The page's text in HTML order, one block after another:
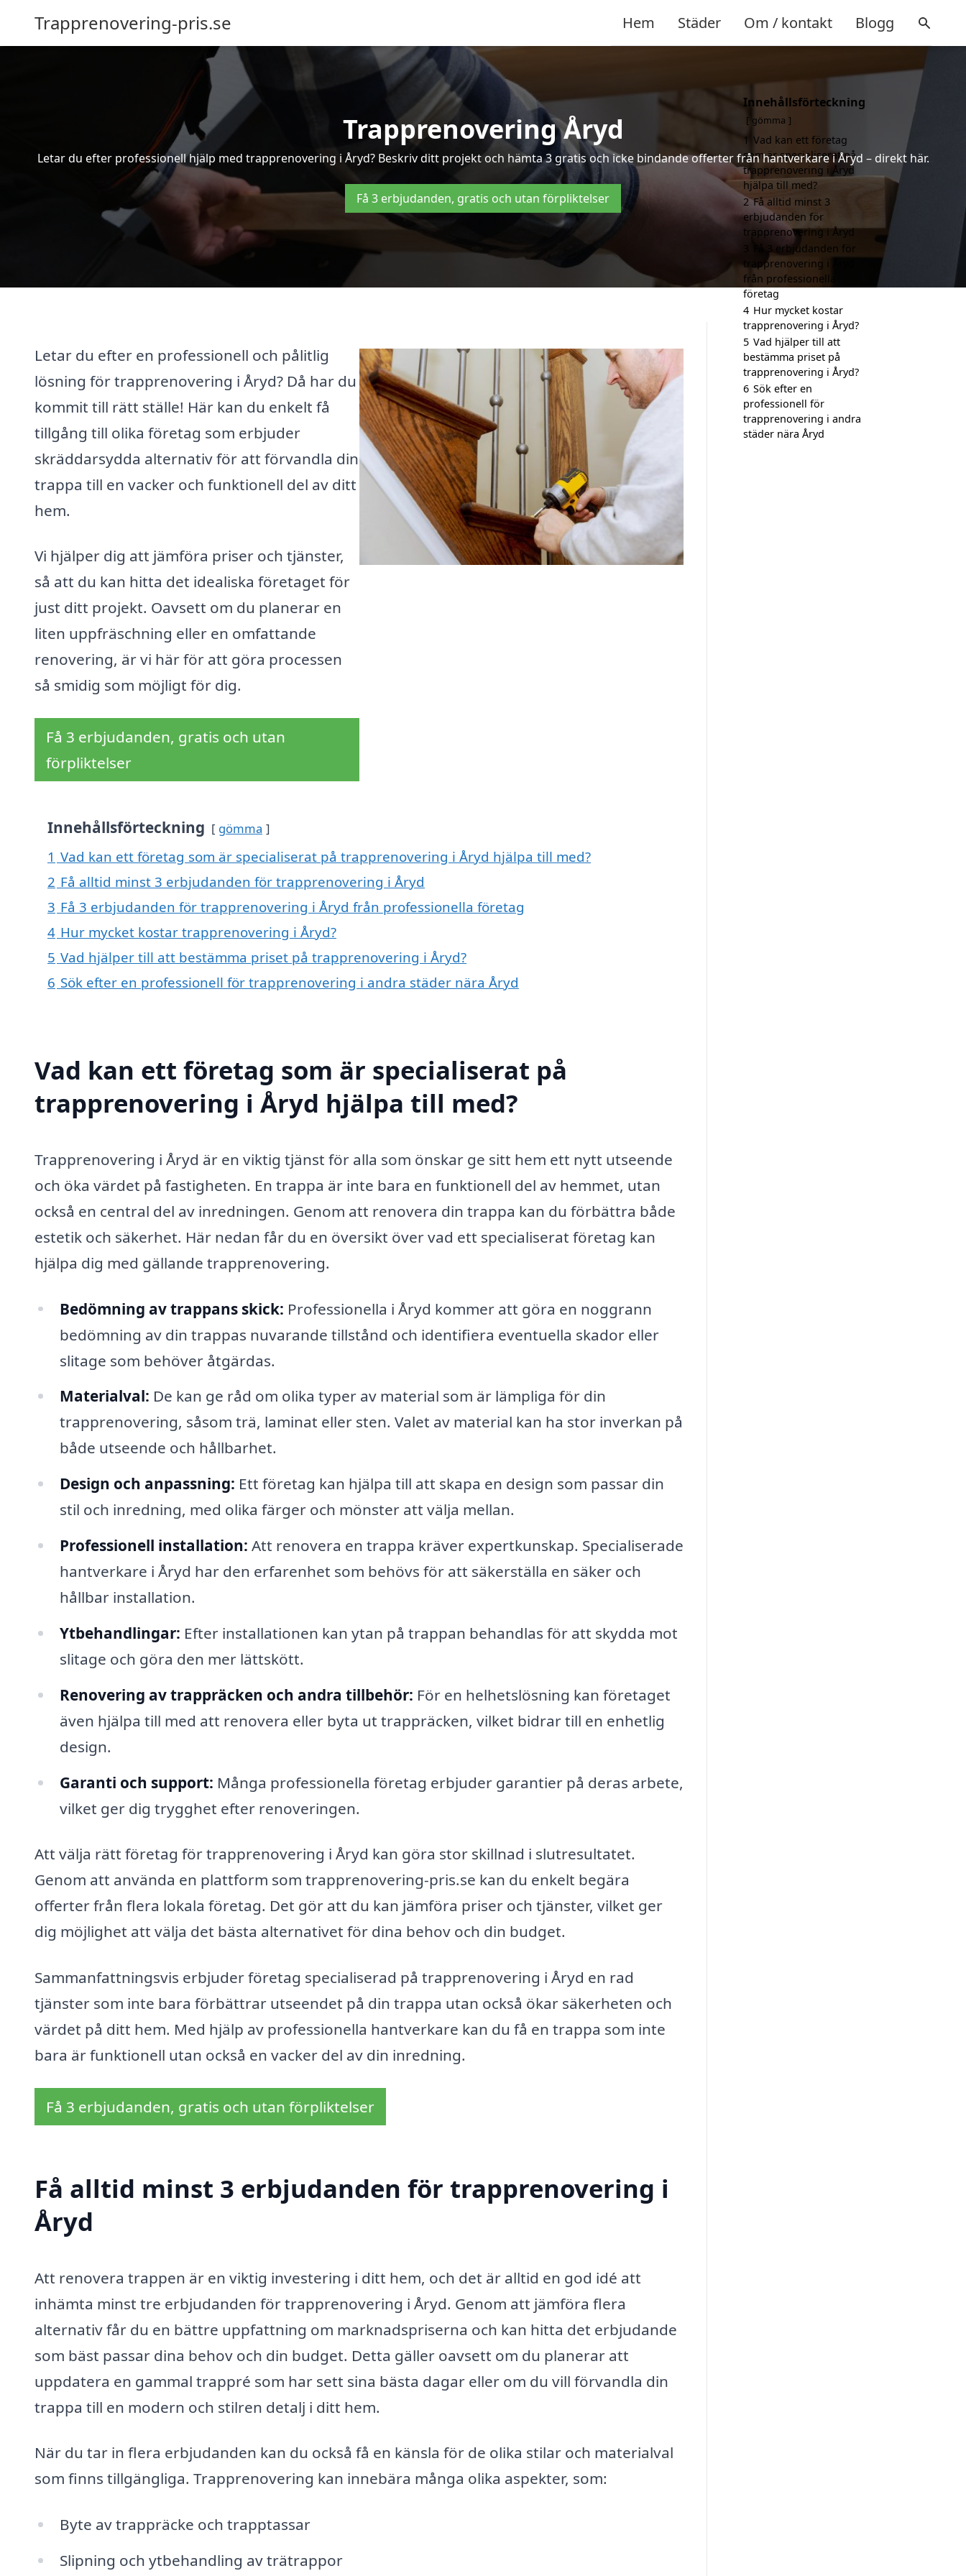
Trapprenovering-pris.se Hem Städer Om / kontakt Blogg
Trapprenovering Åryd
Letar du efter professionell hjälp med trapprenovering i Åryd? Beskriv ditt projekt och hämta 3 gratis och icke bindande offerter från hantverkare i Åryd – direkt här.
Få 3 erbjudanden, gratis och utan förpliktelser
Letar du efter en professionell och pålitlig
lösning för trapprenovering i Åryd? Då har du
kommit till rätt ställe! Här kan du enkelt få
tillgång till olika företag som erbjuder
skräddarsydda alternativ för att förvandla din
trappa till en vacker och funktionell del av ditt
hem.
Vi hjälper dig att jämföra priser och tjänster,
så att du kan hitta det idealiska företaget för
just ditt projekt. Oavsett om du planerar en
liten uppfräschning eller en omfattande
renovering, är vi här för att göra processen
så smidig som möjligt för dig.
Få 3 erbjudanden, gratis och utan
förpliktelser
Innehållsförteckning gömma
1 Vad kan ett företag som är specialiserat på trapprenovering i Åryd hjälpa till med?
2 Få alltid minst 3 erbjudanden för trapprenovering i Åryd
3 Få 3 erbjudanden för trapprenovering i Åryd från professionella företag
4 Hur mycket kostar trapprenovering i Åryd?
5 Vad hjälper till att bestämma priset på trapprenovering i Åryd?
6 Sök efter en professionell för trapprenovering i andra städer nära Åryd
Vad kan ett företag som är specialiserat på
trapprenovering i Åryd hjälpa till med?
Trapprenovering i Åryd är en viktig tjänst för alla som önskar ge sitt hem ett nytt utseende
och öka värdet på fastigheten. En trappa är inte bara en funktionell del av hemmet, utan
också en central del av inredningen. Genom att renovera din trappa kan du förbättra både
estetik och säkerhet. Här nedan får du en översikt över vad ett specialiserat företag kan
hjälpa dig med gällande trapprenovering.
Bedömning av trappans skick: Professionella i Åryd kommer att göra en noggrann
bedömning av din trappas nuvarande tillstånd och identifiera eventuella skador eller
slitage som behöver åtgärdas.
Materialval: De kan ge råd om olika typer av material som är lämpliga för din
trapprenovering, såsom trä, laminat eller sten. Valet av material kan ha stor inverkan på
både utseende och hållbarhet.
Design och anpassning: Ett företag kan hjälpa till att skapa en design som passar din
stil och inredning, med olika färger och mönster att välja mellan.
Professionell installation: Att renovera en trappa kräver expertkunskap. Specialiserade
hantverkare i Åryd har den erfarenhet som behövs för att säkerställa en säker och
hållbar installation.
Ytbehandlingar: Efter installationen kan ytan på trappan behandlas för att skydda mot
slitage och göra den mer lättskött.
Renovering av trappräcken och andra tillbehör: För en helhetslösning kan företaget
även hjälpa till med att renovera eller byta ut trappräcken, vilket bidrar till en enhetlig
design.
Garanti och support: Många professionella företag erbjuder garantier på deras arbete,
vilket ger dig trygghet efter renoveringen.
Att välja rätt företag för trapprenovering i Åryd kan göra stor skillnad i slutresultatet.
Genom att använda en plattform som trapprenovering-pris.se kan du enkelt begära
offerter från flera lokala företag. Det gör att du kan jämföra priser och tjänster, vilket ger
dig möjlighet att välja det bästa alternativet för dina behov och din budget.
Sammanfattningsvis erbjuder företag specialiserad på trapprenovering i Åryd en rad
tjänster som inte bara förbättrar utseendet på din trappa utan också ökar säkerheten och
värdet på ditt hem. Med hjälp av professionella hantverkare kan du få en trappa som inte
bara är funktionell utan också en vacker del av din inredning.
Få 3 erbjudanden, gratis och utan förpliktelser
Få alltid minst 3 erbjudanden för trapprenovering i
Åryd
Att renovera trappen är en viktig investering i ditt hem, och det är alltid en god idé att
inhämta minst tre erbjudanden för trapprenovering i Åryd. Genom att jämföra flera
alternativ får du en bättre uppfattning om marknadspriserna och kan hitta det erbjudande
som bäst passar dina behov och din budget. Detta gäller oavsett om du planerar att
uppdatera en gammal trappré som har sett sina bästa dagar eller om du vill förvandla din
trappa till en modern och stilren detalj i ditt hem.
När du tar in flera erbjudanden kan du också få en känsla för de olika stilar och materialval
som finns tillgängliga. Trapprenovering kan innebära många olika aspekter, som:
Byte av trappräcke och trapptassar
Slipning och ytbehandling av trätrappor
Innehållsförteckning
gömma
1 Vad kan ett företag
som är specialiserat på
trapprenovering i Åryd
hjälpa till med?
2 Få alltid minst 3
erbjudanden för
trapprenovering i Åryd
3
Få 3 erbjudanden för
trapprenovering i Åryd
från professionella
företag
4 Hur mycket kostar
trapprenovering i Åryd?
5 Vad hjälper till att
bestämma priset på
trapprenovering i Åryd?
6 Sök efter en
professionell för
trapprenovering i andra
städer nära Åryd